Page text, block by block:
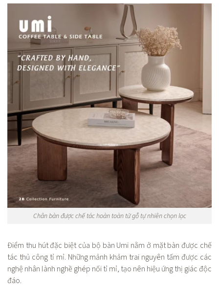
Chân bàn được chế tác hoàn toàn từ gỗ tự nhiên chọn lọc
Điểm thu hút đặc biệt của bộ bàn Umi nằm ở mặt bàn được chế
tác thủ công tỉ mỉ. Những mảnh khảm trai nguyên tấm được các
nghệ nhân lành nghề ghép nối tỉ mỉ, tạo nên hiệu ứng thị giác độc
đáo.